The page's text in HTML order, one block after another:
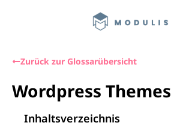
Zurück zur Glossarübersicht
Wordpress Themes
Inhaltsverzeichnis